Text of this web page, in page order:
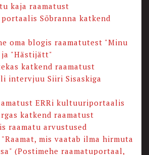
kaja raamatust
Sõbranna katkend
oma blogis raamatutest "Minu
ja "Hästijätt"
katkend raamatust
intervjuu Siiri Sisaskiga
ERRi kultuuriportaalis
katkend raamatust
raamatu arvustused
"Raamat, mis vaatab ilma hirmuta
(Postimehe raamatuportaal,